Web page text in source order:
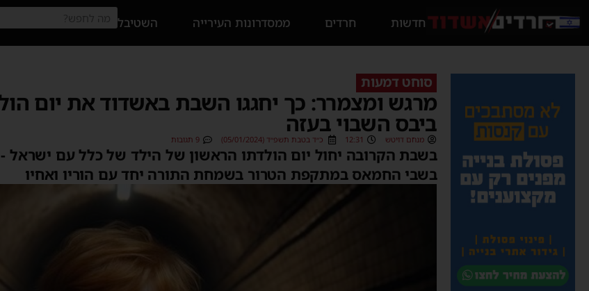
חדשות חרדים ממסדרונות העירייה השטיבל
סוחט דמעות
מרגש ומצמרר: כך יחגגו השבת באשדוד את יום
ביבס השבוי בעזה
מנחם דויטש 12:31 כ״ד בטבת תשפ״ד (05/01/2024) 9 תגובות
בשבת הקרובה יחול יום הולדתו הראשון של הילד של כלל עם ישראל
בשבי החמאס במתקפת הטרור בשמחת התורה יחד עם הוריו ואחיו